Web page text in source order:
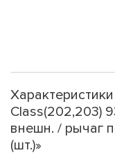
Class(202,203)
внешн. / рычаг
(шт.)»